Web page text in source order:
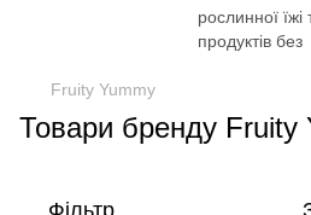
Fruity Yummy
Товари бренду Fruity
Фільтр